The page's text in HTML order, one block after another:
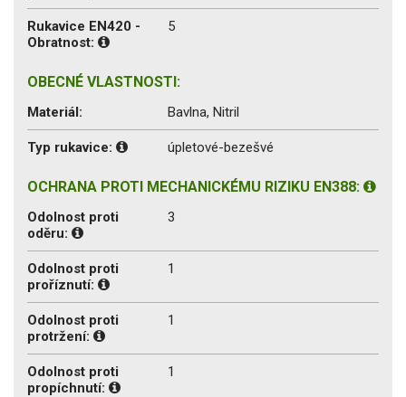
Rukavice EN420 -
Obratnost:
5
OBECNÉ VLASTNOSTI:
Materiál: Bavlna, Nitril
Typ rukavice: úpletové-bezešvé
OCHRANA PROTI MECHANICKÉMU RIZIKU EN388:
Odolnost proti
oděru:
3
Odolnost proti
proříznutí:
1
Odolnost proti
protržení:
1
Odolnost proti
propíchnutí:
1